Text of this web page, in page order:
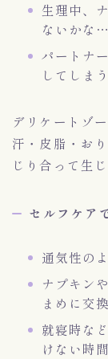
生理中、
ないかな
パートナ
してしまう
デリケートゾ
汗・皮脂・お
じり合って生じ
セルフケア
通気性の
ナプキン
まめに交
就寝時な
けない時